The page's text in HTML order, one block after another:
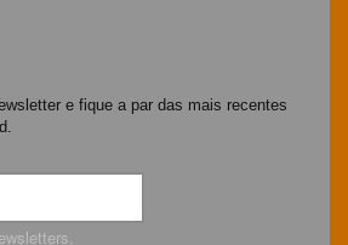
e fique a par das mais recentes